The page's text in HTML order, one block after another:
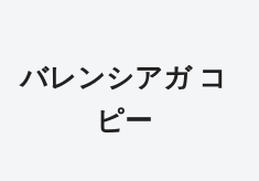
バレンシアガ コ
ピー